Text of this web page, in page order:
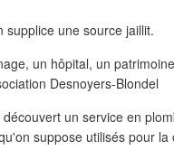
supplice une source jaillit.
un service en
suppose utilisés pour